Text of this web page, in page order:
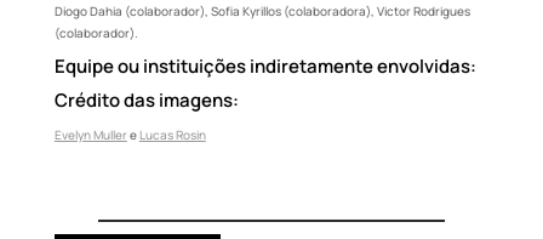
Diogo Dahia (colaborador), Sofia Kyrillos (colaboradora), Victor Rodrigues
(colaborador).
Equipe ou instituições indiretamente envolvidas:
Crédito das imagens:
Evelyn Muller e Lucas Rosin